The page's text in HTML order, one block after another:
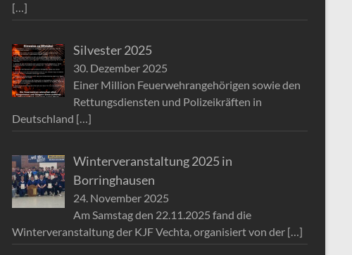
[…]
Silvester 2025
30. Dezember 2025
Einer Million Feuerwehrangehörigen sowie den
Rettungsdiensten und Polizeikräften in
Deutschland […]
Winterveranstaltung 2025 in
Borringhausen
24. November 2025
Am Samstag den 22.11.2025 fand die
Winterveranstaltung der KJF Vechta, organisiert von der […]